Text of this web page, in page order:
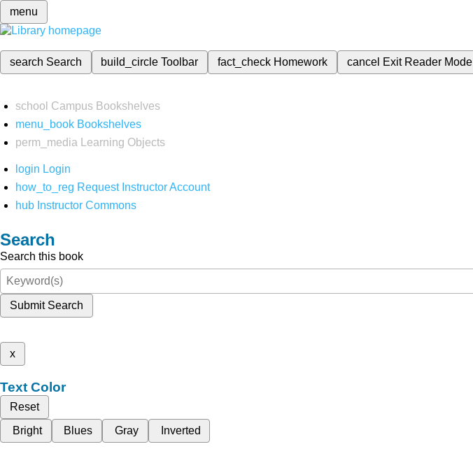
menu
search Search build_circleToolbar fact_check Homework cancel Exit Reader Mode
school Campus Bookshelves
menu_book Bookshelves
perm_media
Learning Objects
login Login
how_to_reg Request Instructor Account
hub Instructor Commons
Search
Search this book
Submit Search
x
Text Color
Reset
Bright
Blues Gray Inverted